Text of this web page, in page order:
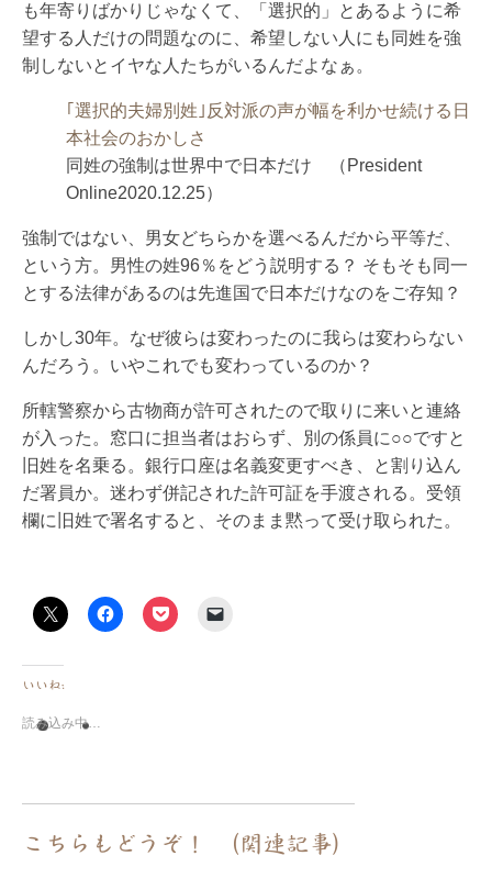
も年寄りばかりじゃなくて、「選択的」とあるように希
望する人だけの問題なのに、希望しない人にも同姓を強
制しないとイヤな人たちがいるんだよなぁ。
｢選択的夫婦別姓｣反対派の声が幅を利かせ続ける日
本社会のおかしさ
同姓の強制は世界中で日本だけ （President
Online2020.12.25）
強制ではない、男女どちらかを選べるんだから平等だ、
という方。男性の姓96％をどう説明する？ そもそも同一
とする法律があるのは先進国で日本だけなのをご存知？
しかし30年。なぜ彼らは変わったのに我らは変わらない
んだろう。いやこれでも変わっているのか？
所轄警察から古物商が許可されたので取りに来いと連絡
が入った。窓口に担当者はおらず、別の係員に○○ですと
旧姓を名乗る。銀行口座は名義変更すべき、と割り込ん
だ署員か。迷わず併記された許可証を手渡される。受領
欄に旧姓で署名すると、そのまま黙って受け取られた。
いいね:
読み込み中…
こちらもどうぞ！ （関連記事）